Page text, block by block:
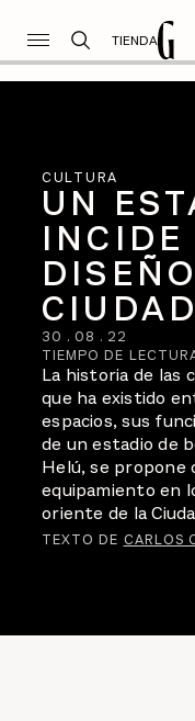
TIENDA
CULTURA
UN
INCIDE
CIUDAD
30 . 08 . 22
TIEMPO DE
La historia de las
que ha existido
espacios, sus
de un estadio de
Helú, se propone
equipamiento en
oriente de la
TEXTO DE CARLOS